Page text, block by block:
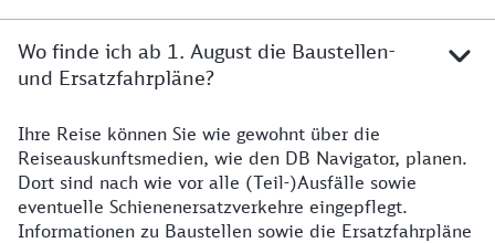
Wo finde ich ab 1. August die Baustellen-
und Ersatzfahrpläne?
Details zu Baustelle
Ihre Reise können Sie wie gewohnt über die
Reiseauskunftsmedien, wie den DB Navigator, planen.
Dort sind nach wie vor alle (Teil-)Ausfälle sowie
eventuelle Schienenersatzverkehre eingepflegt.
Informationen zu Baustellen sowie die Ersatzfahrpläne